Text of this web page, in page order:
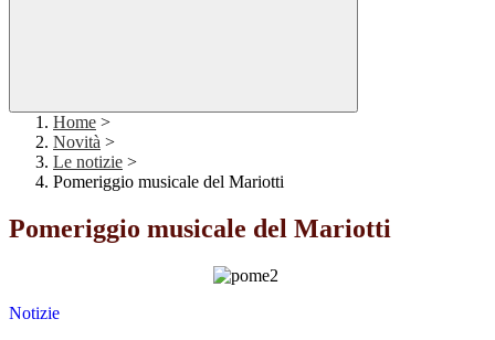
Home >
Novità >
Le notizie >
Pomeriggio musicale del Mariotti
Pomeriggio musicale del Mariotti
Notizie